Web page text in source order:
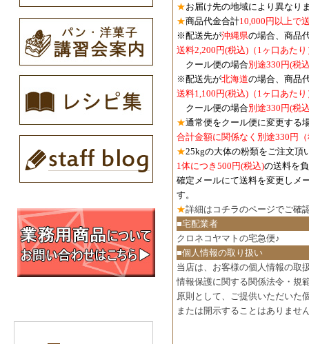
★お届け先の地域により異なり
★商品代金合計10,000円以上で
※配送先が沖縄県の場合、商品
送料2,200円(税込)（1ヶ口あたり
クール便の場合別途330円(税
※配送先が北海道の場合、商品
送料1,100円(税込) （1ヶ口あた
クール便の場合別途330円(税
★通常便をクール便に変更する
合計金額に関係なく別途330円
★25kgの大体の粉類をご注文頂
1体につき500円(税込)の送料を
確定メールにて送料を変更しメ
す。
★詳細は コチラのページでご確
■宅配業者
クロネコヤマトの宅急便♪
■個人情報の取り扱い
当店は、お客様の個人情報の取
情報保護に関する関係法令・規
原則として、ご提供いただいた
または開示することはありませ